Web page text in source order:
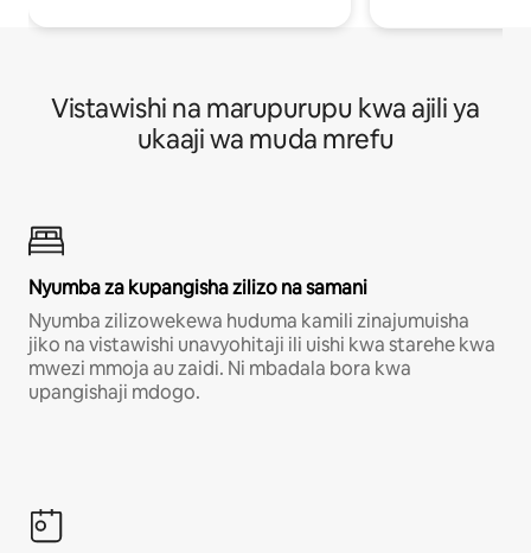
Vistawishi na marupurupu kwa ajili ya
ukaaji wa muda mrefu
Nyumba za kupangisha zilizo na samani
Nyumba zilizowekewa huduma kamili zinajumuisha
jiko na vistawishi unavyohitaji ili uishi kwa starehe kwa
mwezi mmoja au zaidi. Ni mbadala bora kwa
upangishaji mdogo.